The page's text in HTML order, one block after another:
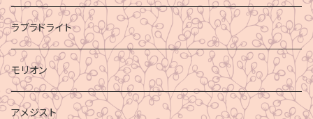
ラブラドライト
モリオン
アメジスト